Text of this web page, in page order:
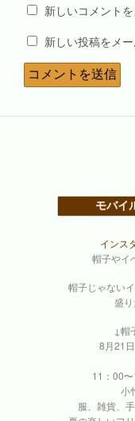
新しいコメント
新しい投稿をメ
モバイ
インス
帽子やイ
帽子じゃない
盛
↓帽
8月21
11：00
小
服、雑貨、